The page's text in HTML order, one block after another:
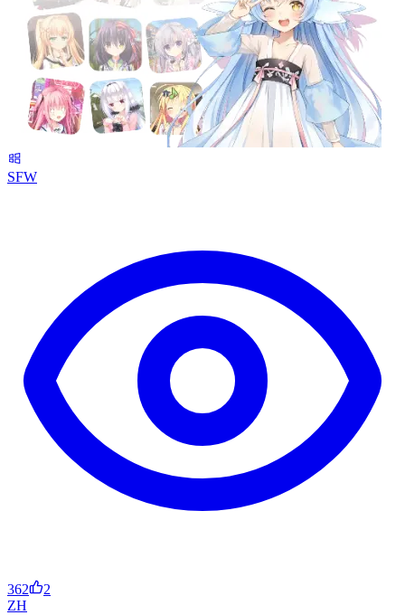
SFW
362
2
ZH